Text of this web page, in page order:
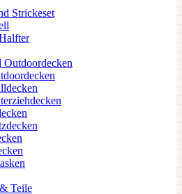
Strickeset
Outdoordecken
Teile